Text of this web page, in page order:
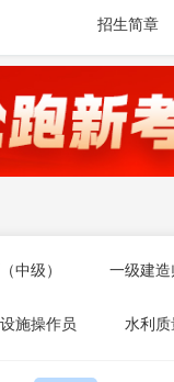
招生简章
中级） 一级建造
施操作员 水利